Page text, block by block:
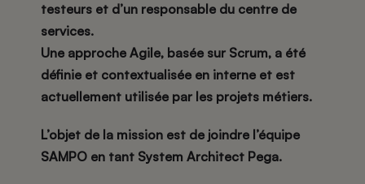
testeurs et d’un responsable du centre de
services.
Une approche Agile, basée sur Scrum, a été
définie et contextualisée en interne et est
actuellement utilisée par les projets métiers.
L’objet de la mission est de joindre l’équipe
SAMPO en tant System Architect Pega.